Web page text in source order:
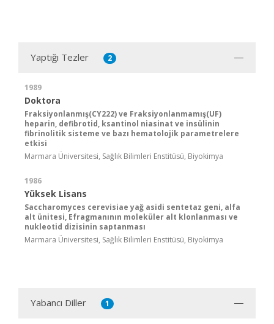
Yaptığı Tezler 2
1989
Doktora
Fraksiyonlanmış(CY222) ve Fraksiyonlanmamış(UF)
heparin, defibrotid, ksantinol niasinat ve insülinin
fibrinolitik sisteme ve bazı hematolojik parametrelere
etkisi
Marmara Üniversitesi, Sağlık Bilimleri Enstitüsü, Biyokimya
1986
Yüksek Lisans
Saccharomyces cerevisiae yağ asidi sentetaz geni, alfa
alt ünitesi, Efragmanının moleküler alt klonlanması ve
nukleotid dizisinin saptanması
Marmara Üniversitesi, Sağlık Bilimleri Enstitüsü, Biyokimya
Yabancı Diller 1